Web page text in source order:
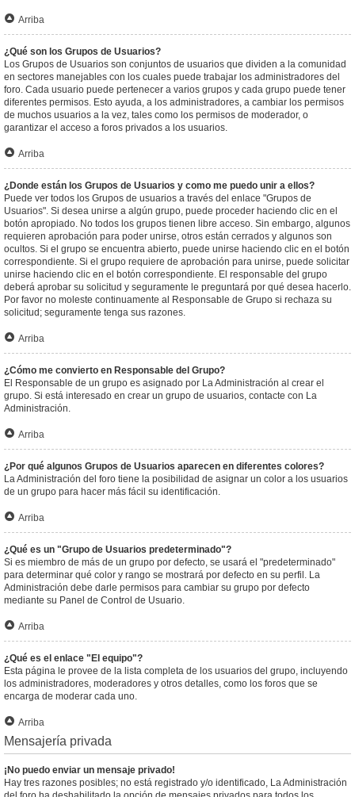
Arriba
¿Qué son los Grupos de Usuarios?
Los Grupos de Usuarios son conjuntos de usuarios que dividen a la comunidad
en sectores manejables con los cuales puede trabajar los administradores del
foro. Cada usuario puede pertenecer a varios grupos y cada grupo puede tener
diferentes permisos. Esto ayuda, a los administradores, a cambiar los permisos
de muchos usuarios a la vez, tales como los permisos de moderador, o
garantizar el acceso a foros privados a los usuarios.
Arriba
¿Donde están los Grupos de Usuarios y como me puedo unir a ellos?
Puede ver todos los Grupos de usuarios a través del enlace "Grupos de
Usuarios". Si desea unirse a algún grupo, puede proceder haciendo clic en el
botón apropiado. No todos los grupos tienen libre acceso. Sin embargo, algunos
requieren aprobación para poder unirse, otros están cerrados y algunos son
ocultos. Si el grupo se encuentra abierto, puede unirse haciendo clic en el botón
correspondiente. Si el grupo requiere de aprobación para unirse, puede solicitar
unirse haciendo clic en el botón correspondiente. El responsable del grupo
deberá aprobar su solicitud y seguramente le preguntará por qué desea hacerlo.
Por favor no moleste continuamente al Responsable de Grupo si rechaza su
solicitud; seguramente tenga sus razones.
Arriba
¿Cómo me convierto en Responsable del Grupo?
El Responsable de un grupo es asignado por La Administración al crear el
grupo. Si está interesado en crear un grupo de usuarios, contacte con La
Administración.
Arriba
¿Por qué algunos Grupos de Usuarios aparecen en diferentes colores?
La Administración del foro tiene la posibilidad de asignar un color a los usuarios
de un grupo para hacer más fácil su identificación.
Arriba
¿Qué es un "Grupo de Usuarios predeterminado"?
Si es miembro de más de un grupo por defecto, se usará el "predeterminado"
para determinar qué color y rango se mostrará por defecto en su perfil. La
Administración debe darle permisos para cambiar su grupo por defecto
mediante su Panel de Control de Usuario.
Arriba
¿Qué es el enlace "El equipo"?
Esta página le provee de la lista completa de los usuarios del grupo, incluyendo
los administradores, moderadores y otros detalles, como los foros que se
encarga de moderar cada uno.
Arriba
Mensajería privada
¡No puedo enviar un mensaje privado!
Hay tres razones posibles; no está registrado y/o identificado, La Administración